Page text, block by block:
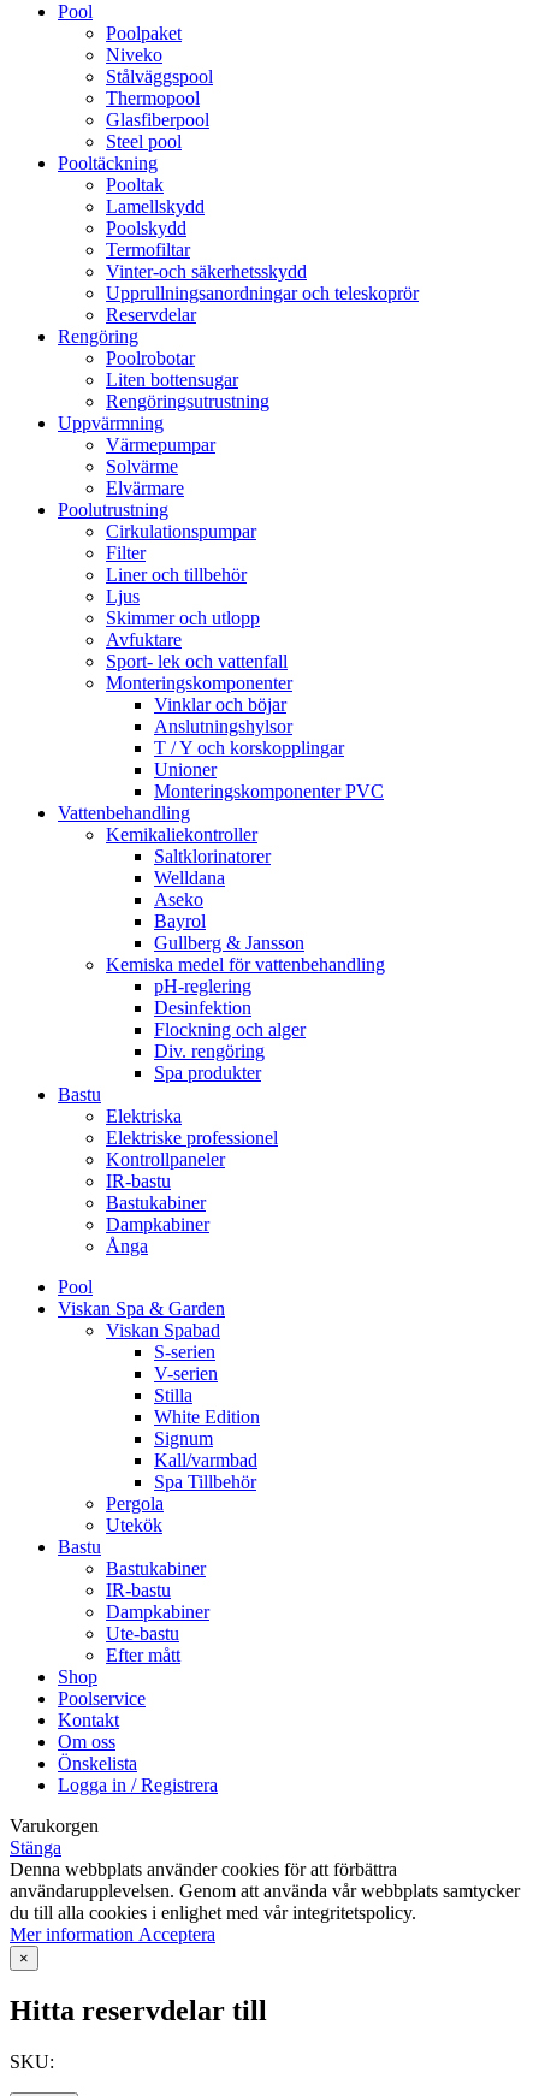
Pool
Poolpaket
Niveko
Stålväggspool
Thermopool
Glasfiberpool
Steel pool
Pooltäckning
Pooltak
Lamellskydd
Poolskydd
Termofiltar
Vinter-och säkerhetsskydd
Upprullningsanordningar och teleskoprör
Reservdelar
Rengöring
Poolrobotar
Liten bottensugar
Rengöringsutrustning
Uppvärmning
Värmepumpar
Solvärme
Elvärmare
Poolutrustning
Cirkulationspumpar
Filter
Liner och tillbehör
Ljus
Skimmer och utlopp
Avfuktare
Sport- lek och vattenfall
Monteringskomponenter
Vinklar och böjar
Anslutningshylsor
T / Y och korskopplingar
Unioner
Monteringskomponenter PVC
Vattenbehandling
Kemikaliekontroller
Saltklorinatorer
Welldana
Aseko
Bayrol
Gullberg & Jansson
Kemiska medel för vattenbehandling
pH-reglering
Desinfektion
Flockning och alger
Div. rengöring
Spa produkter
Bastu
Elektriska
Elektriske professionel
Kontrollpaneler
IR-bastu
Bastukabiner
Dampkabiner
Ånga
Pool
Viskan Spa & Garden
Viskan Spabad
S-serien
V-serien
Stilla
White Edition
Signum
Kall/varmbad
Spa Tillbehör
Pergola
Utekök
Bastu
Bastukabiner
IR-bastu
Dampkabiner
Ute-bastu
Efter mått
Shop
Poolservice
Kontakt
Om oss
Önskelista
Logga in / Registrera
Varukorgen
Stänga
Denna webbplats använder cookies för att förbättra
användarupplevelsen. Genom att använda vår webbplats samtycker
du till alla cookies i enlighet med vår integritetspolicy.
Mer information Mer
Acceptera
×
Hitta reservdelar till
SKU: